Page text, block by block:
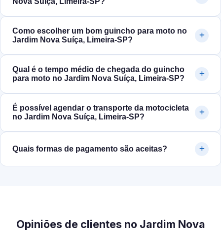
Como escolher um bom guincho para moto no
Jardim Nova Suíça, Limeira‑SP?
Qual é o tempo médio de chegada do guincho
para moto no Jardim Nova Suíça, Limeira‑SP?
É possível agendar o transporte da motocicleta
no Jardim Nova Suíça, Limeira‑SP?
Quais formas de pagamento são aceitas?
Opiniões de clientes no Jardim Nova